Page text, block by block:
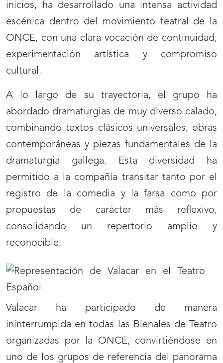
inicios, ha desarrollado una intensa actividad
escénica dentro del movimiento teatral de la
ONCE, con una clara vocación de continuidad,
experimentación artística y compromiso
cultural.
A lo largo de su trayectoria, el grupo ha
abordado dramaturgias de muy diverso calado,
combinando textos clásicos universales, obras
contemporáneas y piezas fundamentales de la
dramaturgia gallega. Esta diversidad ha
permitido a la compañía transitar tanto por el
registro de la comedia y la farsa como por
propuestas de carácter más reflexivo,
consolidando un repertorio amplio y
reconocible.
Valacar ha participado de manera
ininterrumpida en todas las Bienales de Teatro
organizadas por la ONCE, convirtiéndose en
uno de los grupos de referencia del panorama